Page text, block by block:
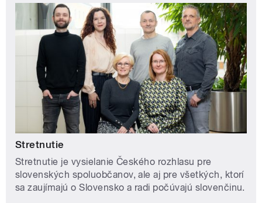
Stretnutie
Stretnutie je vysielanie Českého rozhlasu pre
slovenských spoluobčanov, ale aj pre všetkých, ktorí
sa zaujímajú o Slovensko a radi počúvajú slovenčinu.